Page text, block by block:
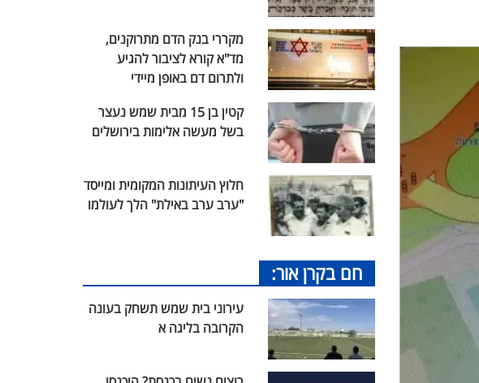
מקררי בנק הדם מתרוקנים,
מד"א קורא לציבור להגיע
ולתרום דם באופן מיידי
קטין בן 15 מבית שמש נעצר
בשל מעשה אלימות בירושלים
חלוץ העיתונות המקומית ומייסד
"ערב ערב באילת" הלך לעולמו
חם בקרן אור:
עירוני בית שמש תשחק בעונה
הקרובה בליגה א